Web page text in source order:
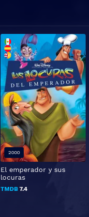
El emperador y sus
locuras
TMDB7.4
2000